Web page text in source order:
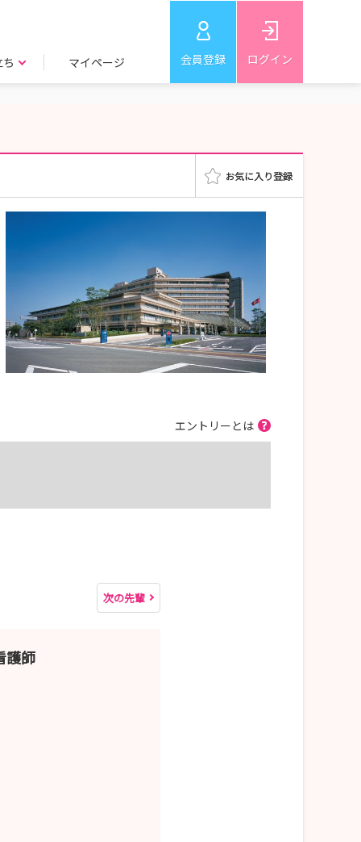
マイページ 会員登録 ログイン
エントリーとは
次の先輩
護師